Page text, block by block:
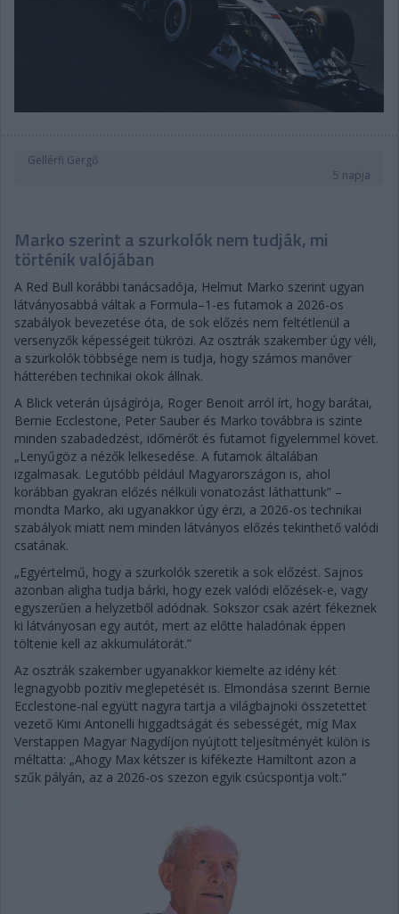
Gellérfi Gergő
5 napja
Marko szerint a szurkolók nem tudják, mi
történik valójában
A Red Bull korábbi tanácsadója, Helmut Marko szerint ugyan
látványosabbá váltak a Formula–1-es futamok a 2026-os
szabályok bevezetése óta, de sok előzés nem feltétlenül a
versenyzők képességeit tükrözi. Az osztrák szakember úgy véli,
a szurkolók többsége nem is tudja, hogy számos manőver
hátterében technikai okok állnak.
A Blick veterán újságírója, Roger Benoit arról írt, hogy barátai,
Bernie Ecclestone, Peter Sauber és Marko továbbra is szinte
minden szabadedzést, időmérőt és futamot figyelemmel követ.
„Lenyűgöz a nézők lelkesedése. A futamok általában
izgalmasak. Legutóbb például Magyarországon is, ahol
korábban gyakran előzés nélküli vonatozást láthattunk” –
mondta Marko, aki ugyanakkor úgy érzi, a 2026-os technikai
szabályok miatt nem minden látványos előzés tekinthető valódi
csatának.
„Egyértelmű, hogy a szurkolók szeretik a sok előzést. Sajnos
azonban aligha tudja bárki, hogy ezek valódi előzések-e, vagy
egyszerűen a helyzetből adódnak. Sokszor csak azért fékeznek
ki látványosan egy autót, mert az előtte haladónak éppen
töltenie kell az akkumulátorát.”
Az osztrák szakember ugyanakkor kiemelte az idény két
legnagyobb pozitív meglepetését is. Elmondása szerint Bernie
Ecclestone-nal együtt nagyra tartja a világbajnoki összetettet
vezető Kimi Antonelli higgadtságát és sebességét, míg Max
Verstappen Magyar Nagydíjon nyújtott teljesítményét külön is
méltatta: „Ahogy Max kétszer is kifékezte Hamiltont azon a
szűk pályán, az a 2026-os szezon egyik csúcspontja volt.”